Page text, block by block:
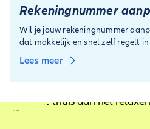
Rekeningnummer
Wil je jouw rekeningnummer
dat makkelijk en snel zelf regelt
Lees meer